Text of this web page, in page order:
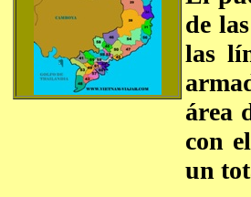
de
las
área
con
un